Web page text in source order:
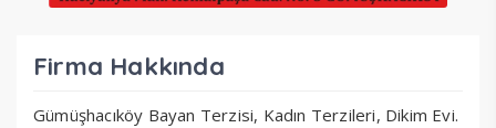
Firma Hakkında
Gümüşhacıköy Bayan Terzisi, Kadın Terzileri, Dikim Evi.